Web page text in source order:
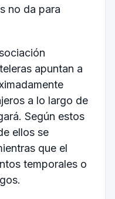
no da para
apuntan a
a lo largo de
Según estos
ellos se
que el
temporales o